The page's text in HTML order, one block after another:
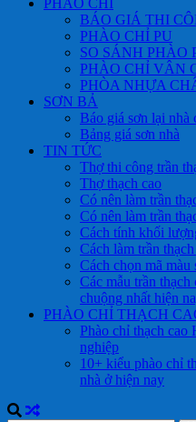
PHÀO CHỈ
BÁO GIÁ THI
PHÀO CHỈ PU
SO SÁNH PHÀO
PHÀO CHỈ VÂN
PHÒA NHỰA
SƠN BẢ
Báo giá sơn lại nhà
Bảng giá sơn nhà
TIN TỨC
Thợ thi công trần
Thợ thạch cao
Có nên làm trần
Có nên làm trần
Cách tính khối
Cách làm trần
Cách chọn mã
Các mẫu trần
chuộng nhất hiện
PHÀO CHỈ THẠCH
Phào chỉ thạch cao
nghiệp
10+ kiểu phào chỉ
nhà ở hiện nay